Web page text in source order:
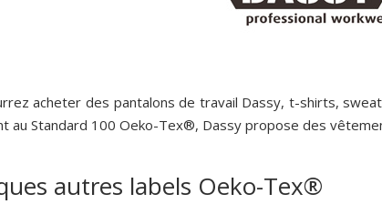
acheter des pantalons de travail Dassy, t-shirts,
au Standard 100 Oeko-Tex®, Dassy propose des
autres labels Oeko-Tex®